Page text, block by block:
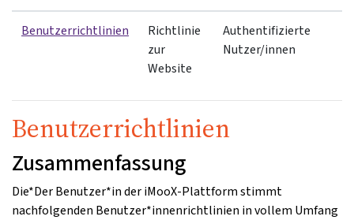
Benutzerrichtlinien
Richtlinie
zur
Website
Authentifizierte
Nutzer/innen
Benutzerrichtlinien
Zusammenfassung
Die*Der Benutzer*in der iMooX-Plattform stimmt
nachfolgenden Benutzer*innenrichtlinien in vollem Umfang